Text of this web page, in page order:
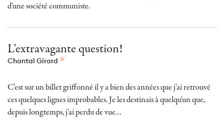
d'une société communiste.
L'extravagante question!
Chantal Girard
C'est sur un billet griffonné il y a bien des années que j'ai retrouvé
ces quelques lignes improbables. Je les destinais à quelqu'un que,
depuis longtemps, j'ai perdu de vue…